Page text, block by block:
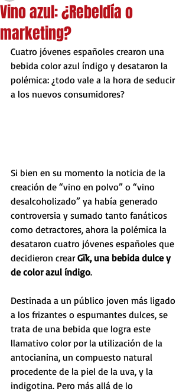
Vino azul: ¿Rebeldía o
marketing?
Cuatro jóvenes españoles crearon una
bebida color azul índigo y desataron la
polémica: ¿todo vale a la hora de seducir
a los nuevos consumidores?
Si bien en su momento la noticia de la
creación de “vino en polvo” o “vino
desalcoholizado” ya había generado
controversia y sumado tanto fanáticos
como detractores, ahora la polémica la
desataron cuatro jóvenes españoles que
decidieron crear Gïk, una bebida dulce y
de color azul índigo.
Destinada a un público joven más ligado
a los frizantes o espumantes dulces, se
trata de una bebida que logra este
llamativo color por la utilización de la
antocianina, un compuesto natural
procedente de la piel de la uva, y la
indigotina. Pero más allá de lo